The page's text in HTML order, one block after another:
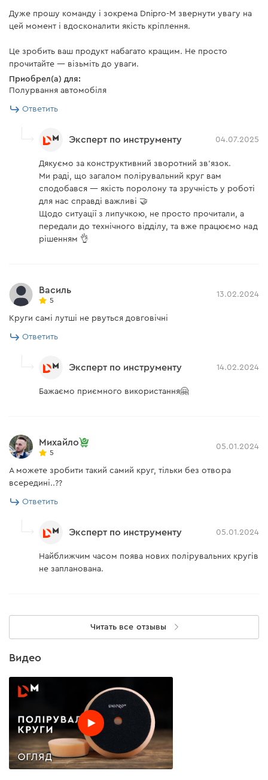
Дуже прошу команду і зокрема Dnipro-M звернути увагу на
цей момент і вдосконалити якість кріплення.
Це зробить ваш продукт набагато кращим. Не просто
прочитайте — візьміть до уваги.
Приобрел(а) для:
Полурвання автомобіля
Ответить
Эксперт по инструменту 04.07.2025
Дякуємо за конструктивний зворотний зв'язок.
Ми раді, що загалом полірувальний круг вам
сподобався — якість поролону та зручність у роботі
для нас справді важливі 🤝
Щодо ситуації з липучкою, не просто прочитали, а
передали до технічного відділу, та вже працюємо над
рішенням 👌
Василь
5
13.02.2024
Круги самі лутші не рвуться довговічні
Ответить
Эксперт по инструменту 14.02.2024
Бажаємо приємного використання🤗
Михайло
5
05.01.2024
А можете зробити такий самий круг, тільки без отвора
всередині..??
Ответить
Эксперт по инструменту 05.01.2024
Найближчим часом поява нових полірувальних кругів
не запланована.
Читать все отзывы
Видео